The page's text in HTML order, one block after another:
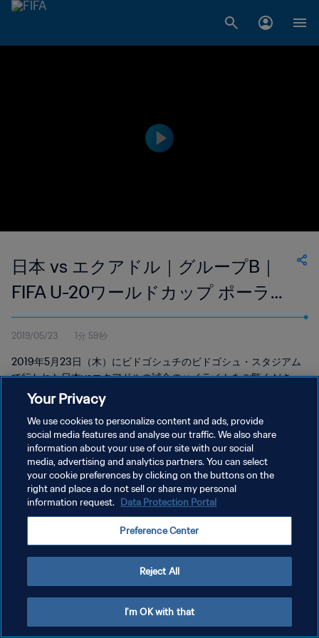
日本 vs エクアドル｜グループB｜
FIFA U-20ワールドカップ ポーラン
ド 2019™｜ハイライト
2019/05/23 1分 59秒
2019年5月23日（木）にビドゴシュチのビドゴシュ・スタジアム
で行われた日本vsエクアドルの試合のハイライトをご覧くださ
い。
プライバシーポリシー
サービス利用規約
Your Privacy
We use cookies to personalize content and ads, provide
social media features and analyse our traffic. We also share
information about your use of our site with our social
media, advertising and analytics partners. You can select
your cookie preferences by clicking on the buttons on the
right and place a do not sell or share my personal
information request. Data Protection Portal
Preference Center
Reject All
I'm OK with that